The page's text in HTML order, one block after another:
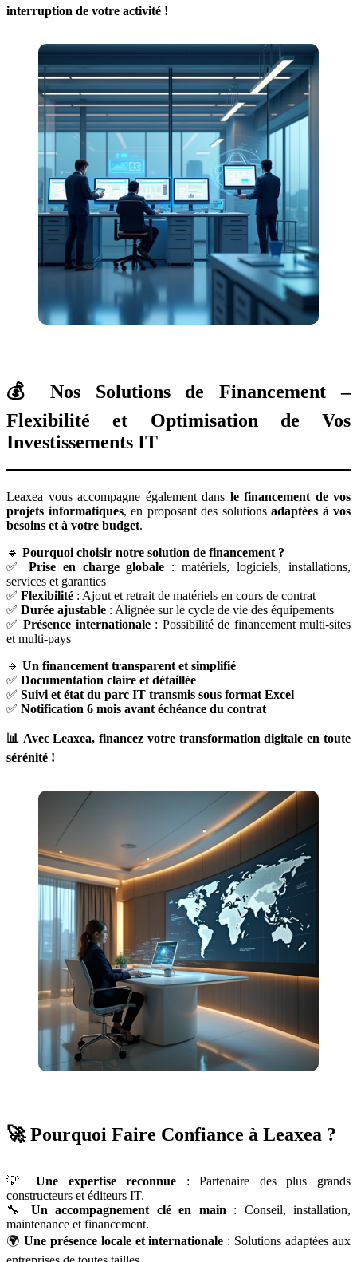
interruption de votre activité !
💰 Nos Solutions de Financement –
Flexibilité et Optimisation de Vos
Investissements IT
Leaxea vous accompagne également dans le financement de vos
projets informatiques, en proposant des solutions adaptées à vos
besoins et à votre budget.
🔹 Pourquoi choisir notre solution de financement ?
✅ Prise en charge globale : matériels, logiciels, installations,
services et garanties
✅ Flexibilité : Ajout et retrait de matériels en cours de contrat
✅ Durée ajustable : Alignée sur le cycle de vie des équipements
✅ Présence internationale: Possibilité de financement multi-sites
et multi-pays
🔹 Un financement transparent et simplifié
✅ Documentation claire et détaillée
✅ Suivi et état du parc IT transmis sous format Excel
✅ Notification 6 mois avant échéance du contrat
📊 Avec Leaxea, financez votre transformation digitale en toute
sérénité !
🚀 Pourquoi Faire Confiance à Leaxea ?
💡Une expertise reconnue : Partenaire des plus grands
constructeurs et éditeurs IT.
🔧 Un accompagnement clé en main : Conseil, installation,
maintenance et financement.
🌍 Une présence locale et internationale : Solutions adaptées aux